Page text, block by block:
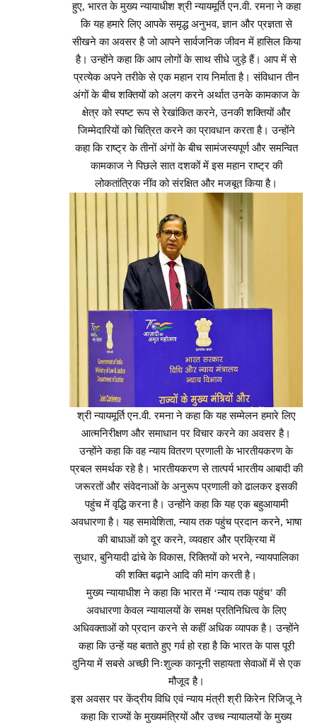
हुए, भारत के मुख्य न्यायाधीश श्री न्यायमूर्ति एन.वी. रमना ने कहा
कि यह हमारे लिए आपके समृद्ध अनुभव, ज्ञान और प्रज्ञता से
सीखने का अवसर है जो आपने सार्वजनिक जीवन में हासिल किया
है। उन्होंने कहा कि आप लोगों के साथ सीधे जुड़े हैं। आप में से
प्रत्येक अपने तरीके से एक महान राय निर्माता है। संविधान तीन
अंगों के बीच शक्तियों को अलग करने अर्थात उनके कामकाज के
क्षेत्र को स्पष्ट रूप से रेखांकित करने, उनकी शक्तियों और
जिम्मेदारियों को चित्रित करने का प्रावधान करता है। उन्होंने
कहा कि राष्ट्र के तीनों अंगों के बीच सामंजस्यपूर्ण और समन्वित
कामकाज ने पिछले सात दशकों में इस महान राष्ट्र की
लोकतांत्रिक नींव को संरक्षित और मजबूत किया है।
श्री न्यायमूर्ति एन.वी. रमना ने कहा कि यह सम्मेलन हमारे लिए
आत्मनिरीक्षण और समाधान पर विचार करने का अवसर है।
उन्होंने कहा कि वह न्याय वितरण प्रणाली के भारतीयकरण के
प्रबल समर्थक रहे है। भारतीयकरण से तात्पर्य भारतीय आबादी की
जरूरतों और संवेदनाओं के अनुरूप प्रणाली को ढालकर इसकी
पहुंच में वृद्धि करना है। उन्होंने कहा कि यह एक बहुआयामी
अवधारणा है। यह समावेशिता, न्याय तक पहुंच प्रदान करने, भाषा
की बाधाओं को दूर करने, व्यवहार और प्रक्रिया में
सुधार, बुनियादी ढांचे के विकास, रिक्तियों को भरने, न्यायपालिका
की शक्ति बढ़ाने आदि की मांग करती है।
मुख्य न्यायाधीश ने कहा कि भारत में ‘न्याय तक पहुंच’ की
अवधारणा केवल न्यायालयों के समक्ष प्रतिनिधित्व के लिए
अधिवक्ताओं को प्रदान करने से कहीं अधिक व्यापक है। उन्होंने
कहा कि उन्हें यह बताते हुए गर्व हो रहा है कि भारत के पास पूरी
दुनिया में सबसे अच्छी निःशुल्क कानूनी सहायता सेवाओं में से एक
मौजूद है।
इस अवसर पर केंद्रीय विधि एवं न्याय मंत्री श्री किरेन रिजिजू ने
कहा कि राज्यों के मुख्यमंत्रियों और उच्च न्यायालयों के मुख्य